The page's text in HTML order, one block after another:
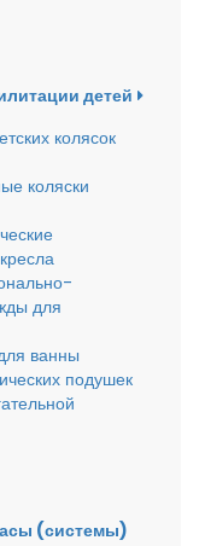
детей
колясок
коляски
для
ванны
подушек
(системы)